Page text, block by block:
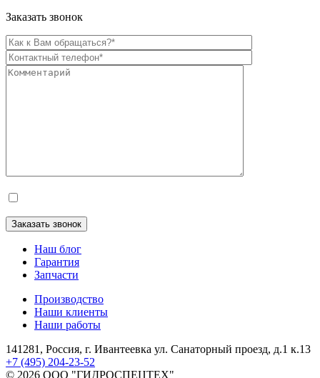
Заказать звонок
Наш блог
Гарантия
Запчасти
Производство
Наши клиенты
Наши работы
141281, Россия, г. Ивантеевка ул. Санаторный проезд, д.1 к.13
+7 (495) 204-23-52
© 2026 ООО "ГИДРОСПЕЦТЕХ"